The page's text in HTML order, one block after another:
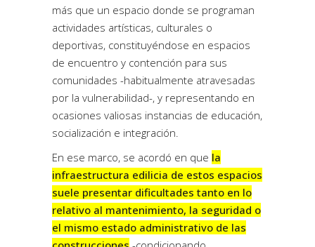
más que un espacio donde se programan
actividades artísticas, culturales o
deportivas, constituyéndose en espacios
de encuentro y contención para sus
comunidades -habitualmente atravesadas
por la vulnerabilidad-, y representando en
ocasiones valiosas instancias de educación,
socialización e integración.
En ese marco, se acordó en que la
infraestructura edilicia de estos espacios
suele presentar dificultades tanto en lo
relativo al mantenimiento, la seguridad o
el mismo estado administrativo de las